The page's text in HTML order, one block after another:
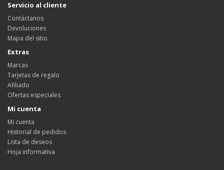
Servicio al cliente
Contáctanos
Devoluciones
Mapa del sitio
Extras
Marcas
Tarjetas de regalo
Afiliado
Ofertas especiales
Mi cuenta
Mi cuenta
Historial de pedidos
Lista de deseos
Hoja informativa